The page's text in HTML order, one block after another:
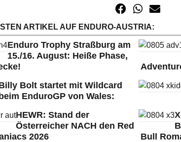
ARTIKEL AUF ENDURO-AUSTRIA:
Enduro Trophy Straßburg am
15./16. August: Heiße Phase,
Bolt startet mit Wildcard
EnduroGP von Wales:
HEWR: Stand der
Österreicher NACH den Red
2026
Bull